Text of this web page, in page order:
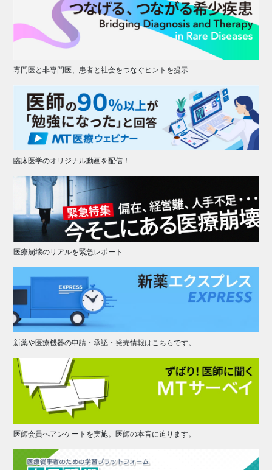
専門医と非専門医、患者と社会をつなぐヒントを提示
臨床医学のオリジナル動画を配信！
医療崩壊のリアルを緊急レポート
新薬や医療機器の申請・承認・発売情報はこちらです。
医師会員へアンケートを実施。医師の本音に迫ります。